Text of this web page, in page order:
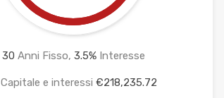
30 Anni Fisso, 3.5%Interesse
Capitale e interessi€218,235.72